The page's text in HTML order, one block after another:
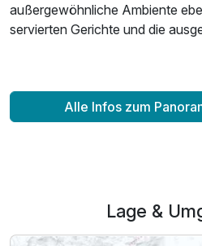
außergewöhnliche Ambiente
servierten Gerichte und die
Alle Infos zum
Lage &